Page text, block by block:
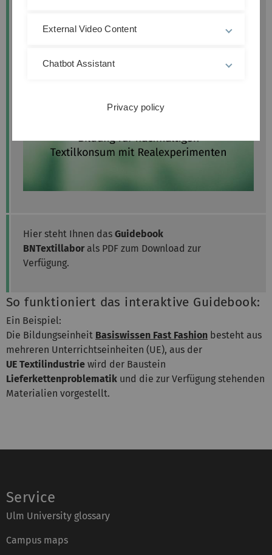
Hier steht Ihnen das Guidebook
BNTextillaborals PDF zum Download zur
Verfügung.
So funktioniert das interaktive Guidebook:
Ein Beispiel:
Die Bildungseinheit Basiswissen Fast Fashion besteht aus
mehreren Unterrichtseinheiten (UE), aus der
UE Textilindustrie wird der Baustein
Lieferkettenproblematik und die zur Verfügung stehenden
Materialien vorgestellt.
Service
Ulm University glossary
Campus maps
External Video Content
Chatbot Assistant
Privacy policy